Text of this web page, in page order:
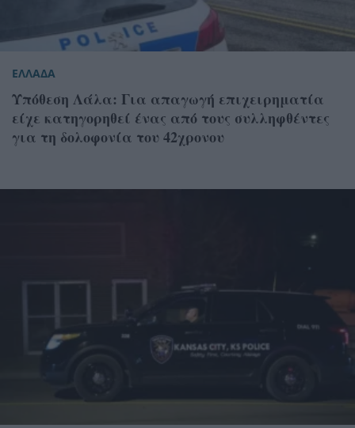
ΕΛΛΑΔΑ
Υπόθεση Λάλα: Για απαγωγή επιχειρηματία
είχε κατηγορηθεί ένας από τους συλληφθέντες
για τη δολοφονία του 42χρονου